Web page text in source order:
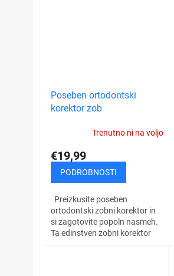
Poseben ortodontski
korektor zob
Trenutno ni na voljo
€19,99
PODROBNOSTI
Preizkusite poseben
ortodontski zobni korektor in
si zagotovite popoln nasmeh.
Ta edinstven zobni korektor
vam omogoča enostavno in